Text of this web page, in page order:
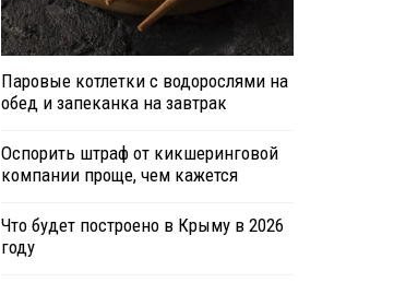
Паровые котлетки с водорослями на
обед и запеканка на завтрак
Оспорить штраф от кикшеринговой
компании проще, чем кажется
Что будет построено в Крыму в 2026
году